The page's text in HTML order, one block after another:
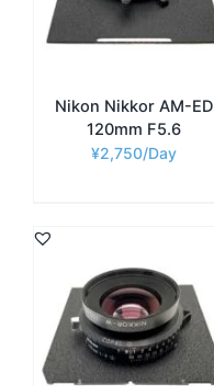
Nikon Nikkor AM-ED
120mm F5.6
¥2,750